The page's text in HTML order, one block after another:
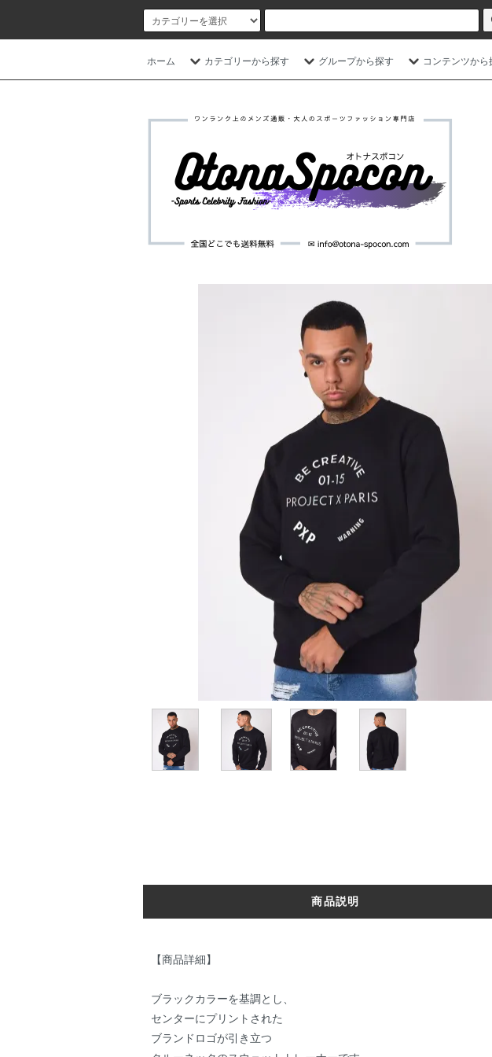
ホーム カテゴリーから探す グループから探す コンテンツから
商品説明
【商品詳細】
ブラックカラーを基調とし、
センターにプリントされた
ブランドロゴが引き立つ